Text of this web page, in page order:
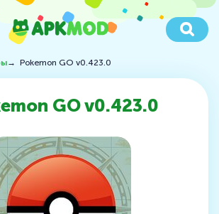
→ Pokemon GO v0.423.0
GO v0.423.0